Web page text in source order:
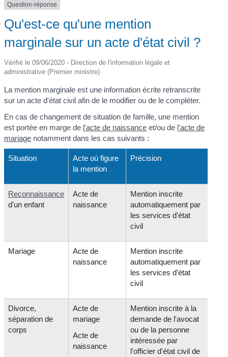
Question-réponse
Qu'est-ce qu'une mention
marginale sur un acte d'état civil ?
Vérifié le 09/06/2020 - Direction de l'information légale et
administrative (Premier ministre)
La mention marginale est une information écrite retranscrite
sur un acte d'état civil afin de le modifier ou de le compléter.
En cas de changement de situation de famille, une mention
est portée en marge de l'acte de naissance et/ou de l'acte de
mariage notamment dans les cas suivants :
Situation
Acte où figure
la mention
Précision
Reconnaissance
d'un enfant
Acte de
naissance
Mention inscrite
automatiquement par
les services d'état
civil
Mariage
Acte de
naissance
Mention inscrite
automatiquement par
les services d'état
civil
Divorce,
séparation de
corps
Acte de
mariage
Acte de
naissance
Mention inscrite à la
demande de l'avocat
ou de la personne
intéressée par
l'officier d'état civil de